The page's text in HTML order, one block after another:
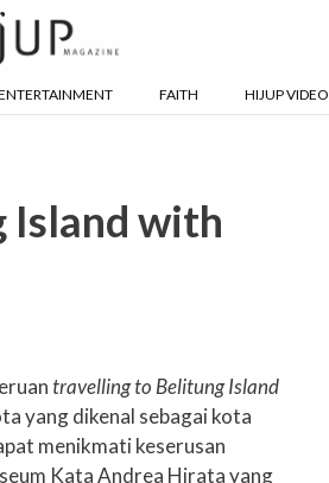
FAITH HIJUP VIDEO
Island with
travelling to Belitung Island
yang dikenal sebagai kota
menikmati keserusan
Kata Andrea Hirata yang